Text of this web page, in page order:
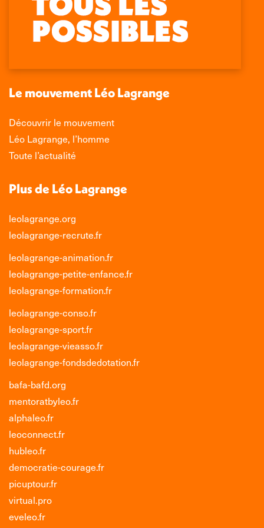
Facebook
s'ouvre
une
fenêtre
page
X
s'ouvre
une
fenêtre
page
LinkedIn
s'ouvre
une
fenêtre
page
Instagram
s'ouvre
une
nouvelle
fenêtre
Le mouvement Léo Lagrange
Découvrir le mouvement
Léo Lagrange, l’homme
Toute l’actualité
Plus de Léo Lagrange
leolagrange.org
leolagrange-recrute.fr
leolagrange-animation.fr
leolagrange-petite-enfance.fr
leolagrange-formation.fr
leolagrange-conso.fr
leolagrange-sport.fr
leolagrange-vieasso.fr
leolagrange-fondsdedotation.fr
bafa-bafd.org
mentoratbyleo.fr
alphaleo.fr
leoconnect.fr
hubleo.fr
democratie-courage.fr
picuptour.fr
virtual.pro
eveleo.fr